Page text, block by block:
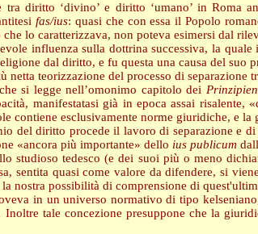
tra diritto ‘divino’ e diritto ‘umano’ in Roma
fas/ius: quasi che con essa il Popolo
lo caratterizzava, non poteva esimersi dal
influenza sulla dottrina successiva, la
dal diritto, e fu questa una causa del suo
netta teorizzazione del processo di
si legge nell’omonimo capitolo dei
manifestatasi già in epoca assai
contiene esclusivamente norme giuridiche, e
del diritto procede il lavoro di separazione e
«ancora più importante» dello ius publicum
studioso tedesco (e dei suoi più o meno
sentita quasi come valore da difendere, si
nostra possibilità di comprensione di
in un universo normativo di tipo
Inoltre tale concezione presuppone che la